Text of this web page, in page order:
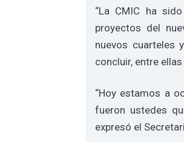
“La CMIC ha
proyectos del
nuevos cuarteles
concluir, entre
“Hoy estamos a
fueron ustedes
expresó el